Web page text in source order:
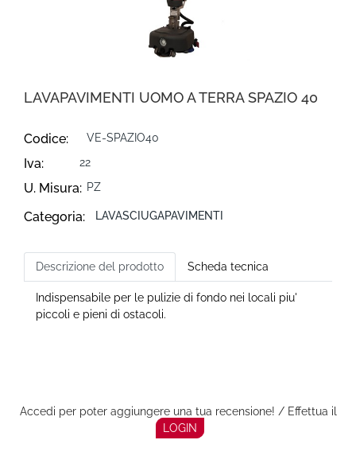
LAVAPAVIMENTI UOMO A TERRA SPAZIO 40
Codice: VE-SPAZIO40
Iva: 22
U. Misura: PZ
Categoria: LAVASCIUGAPAVIMENTI
Descrizione del prodotto Scheda tecnica
Indispensabile per le pulizie di fondo nei locali piu'
piccoli e pieni di ostacoli.
Accedi per poter aggiungere una tua recensione! / Effettua il
LOGIN